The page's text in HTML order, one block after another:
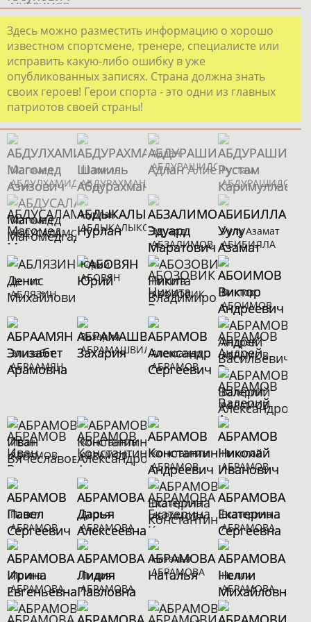
МУСЛИМОВ
Здесь можно разместить информацию о хорошо
известном спортсмене, тренере, специалисте или
исправить какую-либо ошибку в уже
опубликованных записях. Страна должна знать
своих героев! Герои спорта - это одни из главных
патриотов своей страны!
Магомед
АБДУЛХАМИДОВ
Шамиль
АБДУРАХМАНОВ
Адлан
АБДУРАШИДОВРустам
АБДУРАШИДОВ
Магомед
АБДУСАЛАМОВ
Нурлан
АБДЫКАЛЫКОВЭдуард
АБЗАЛИМОВ
Уулу Азамат
АБИБИЛЛА
Денис
АБЛЯЗИН
Юрий
АБОВЯН
Никита
АБОЗОВИК
Виктор
АБОИМОВ
Элизабет
АБРААМЯН
Захария
АБРАМАШВИЛИАлександр
АБРАМОВ
Андрей
АБРАМОВ
Валерий
АБРАМОВ
Иван
АБРАМОВ
Константин
АБРАМОВ
Константин
АБРАМОВ
Николай
АБРАМОВ
Павел
АБРАМОВ
Дарья
АБРАМОВА
Екатерина
АБРАМОВА
Екатерина
АБРАМОВА
Ирина
АБРАМОВА
Лидия
АБРАМОВА
Наталья
АБРАМОВА
Нелли
АБРАМОВА